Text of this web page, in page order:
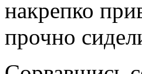
накрепко
прочно